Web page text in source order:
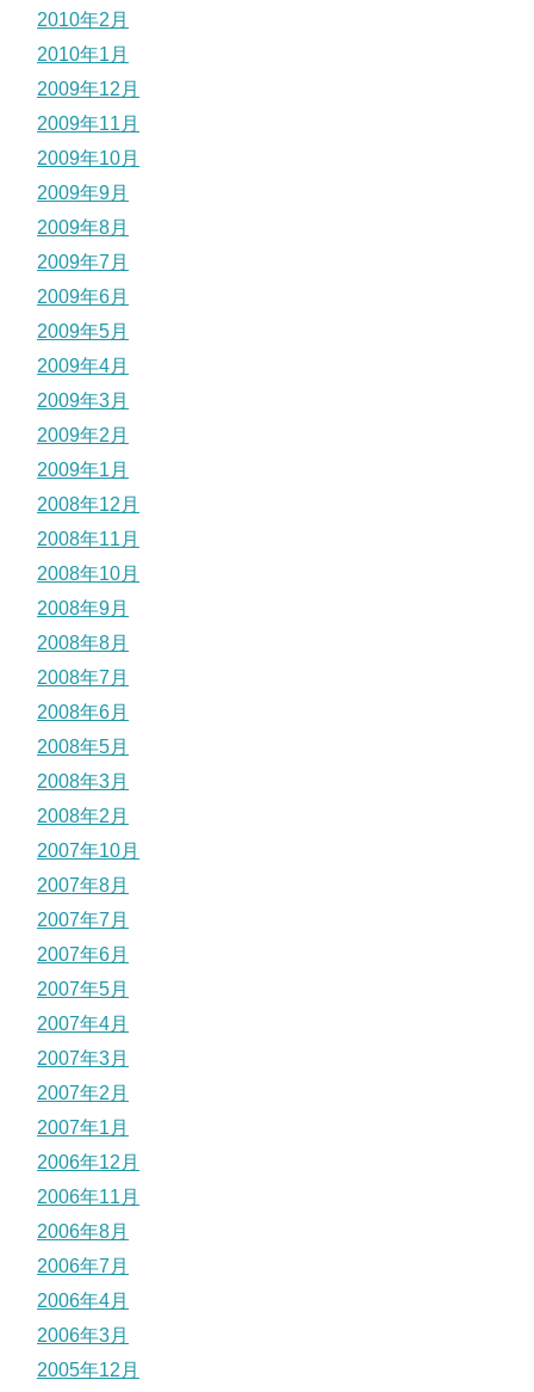
2010年2月
2010年1月
2009年12月
2009年11月
2009年10月
2009年9月
2009年8月
2009年7月
2009年6月
2009年5月
2009年4月
2009年3月
2009年2月
2009年1月
2008年12月
2008年11月
2008年10月
2008年9月
2008年8月
2008年7月
2008年6月
2008年5月
2008年3月
2008年2月
2007年10月
2007年8月
2007年7月
2007年6月
2007年5月
2007年4月
2007年3月
2007年2月
2007年1月
2006年12月
2006年11月
2006年8月
2006年7月
2006年4月
2006年3月
2005年12月